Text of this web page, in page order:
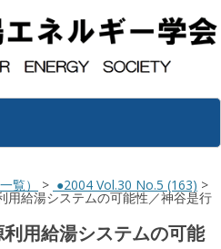
覧） > ●2004 Vol.30 No.5 (163) >
用給湯システムの可能性／神谷是行
用給湯システムの可能